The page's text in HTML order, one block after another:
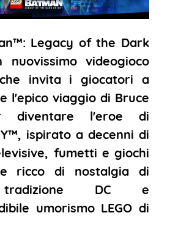
Legacy of the Dark
videogioco
invita i giocatori a
l'epico viaggio di Bruce
diventare l'eroe di
ispirato a decenni di
fumetti e giochi
ricco di nostalgia di
tradizione DC e
umorismo LEGO di